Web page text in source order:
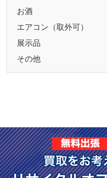
お酒
エアコン（取外可）
展示品
その他